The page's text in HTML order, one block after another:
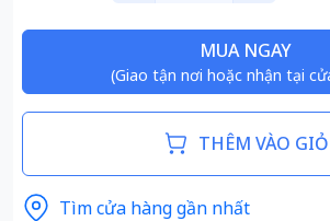
MUA NGAY
(Giao tận nơi hoặc nhận tại
THÊM VÀO GIỎ
Tìm cửa hàng gần nhất